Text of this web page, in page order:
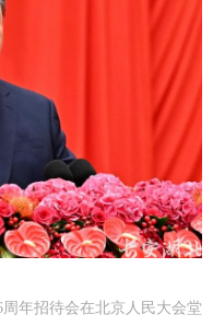
年招待会在北京人民大会堂